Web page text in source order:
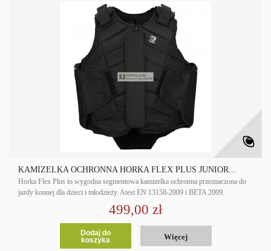
KAMIZELKA OCHRONNA HORKA FLEX PLUS JUNIOR...
Horka Flex Plus to wygodna segmentowa kamizelka ochronna przeznaczona do
jazdy konnej dla dzieci i młodzieży. Atest EN 13158-2009 i BETA 2009.
499,00 zł
Dodaj do
koszyka
Więcej